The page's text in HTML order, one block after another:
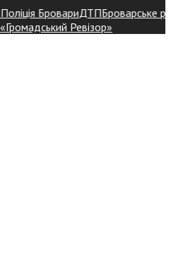
БровариДТПБроварське
«Громадський Ревізор»